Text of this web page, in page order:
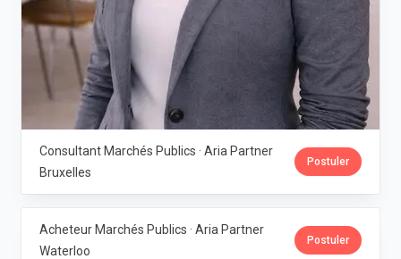
Consultant Marchés Publics · Aria Partner
Bruxelles
Postuler
Acheteur Marchés Publics · Aria Partner
Waterloo
Postuler